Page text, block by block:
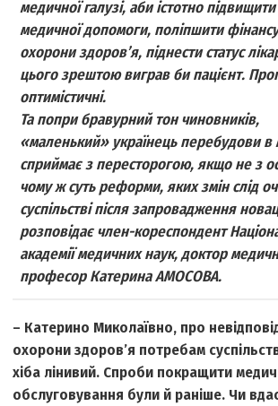
медичної галузі, аби істотно підвищити
медичної допомоги, поліпшити
охорони здоров’я, піднести статус
цього зрештою виграв би пацієнт.
оптимістичні.
Та попри бравурний тон чиновників,
«маленький» українець перебудови в
сприймає з пересторогою, якщо не з
чому ж суть реформи, яких змін слід
суспільстві після запровадження
розповідає член-кореспондент
академії медичних наук, доктор
професор Катерина АМОСОВА.
– Катерино Миколаївно, про
охорони здоров’я потребам
хіба лінивий. Спроби покращити
обслуговування були й раніше. Чи